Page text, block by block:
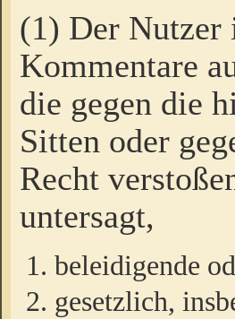
(1) Der Nutzer
Kommentare
die gegen die
Sitten oder
Recht
untersagt,
beleidigende
gesetzlich,